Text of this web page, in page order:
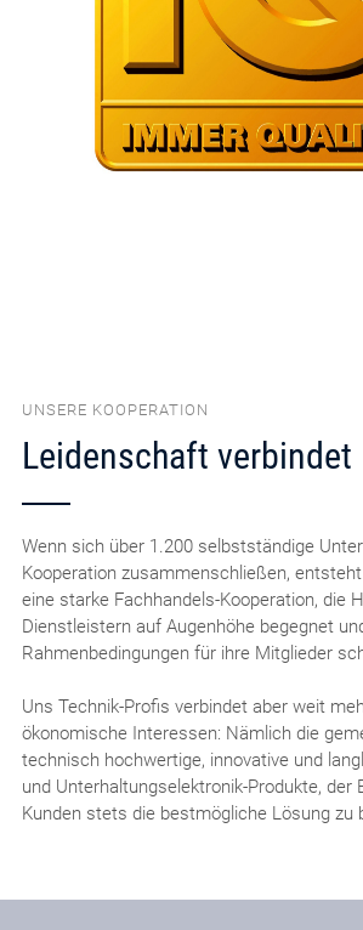
UNSERE KOOPERATION
Leidenschaft verbindet
Wenn sich über 1.200 selbstständige
Kooperation zusammenschließen,
eine starke Fachhandels-Kooperation, die
Dienstleistern auf Augenhöhe begegnet
Rahmenbedingungen für ihre Mitglieder
Uns Technik-Profis verbindet aber weit
ökonomische Interessen: Nämlich die
technisch hochwertige, innovative und
und Unterhaltungselektronik-Produkte, der
Kunden stets die bestmögliche Lösung zu